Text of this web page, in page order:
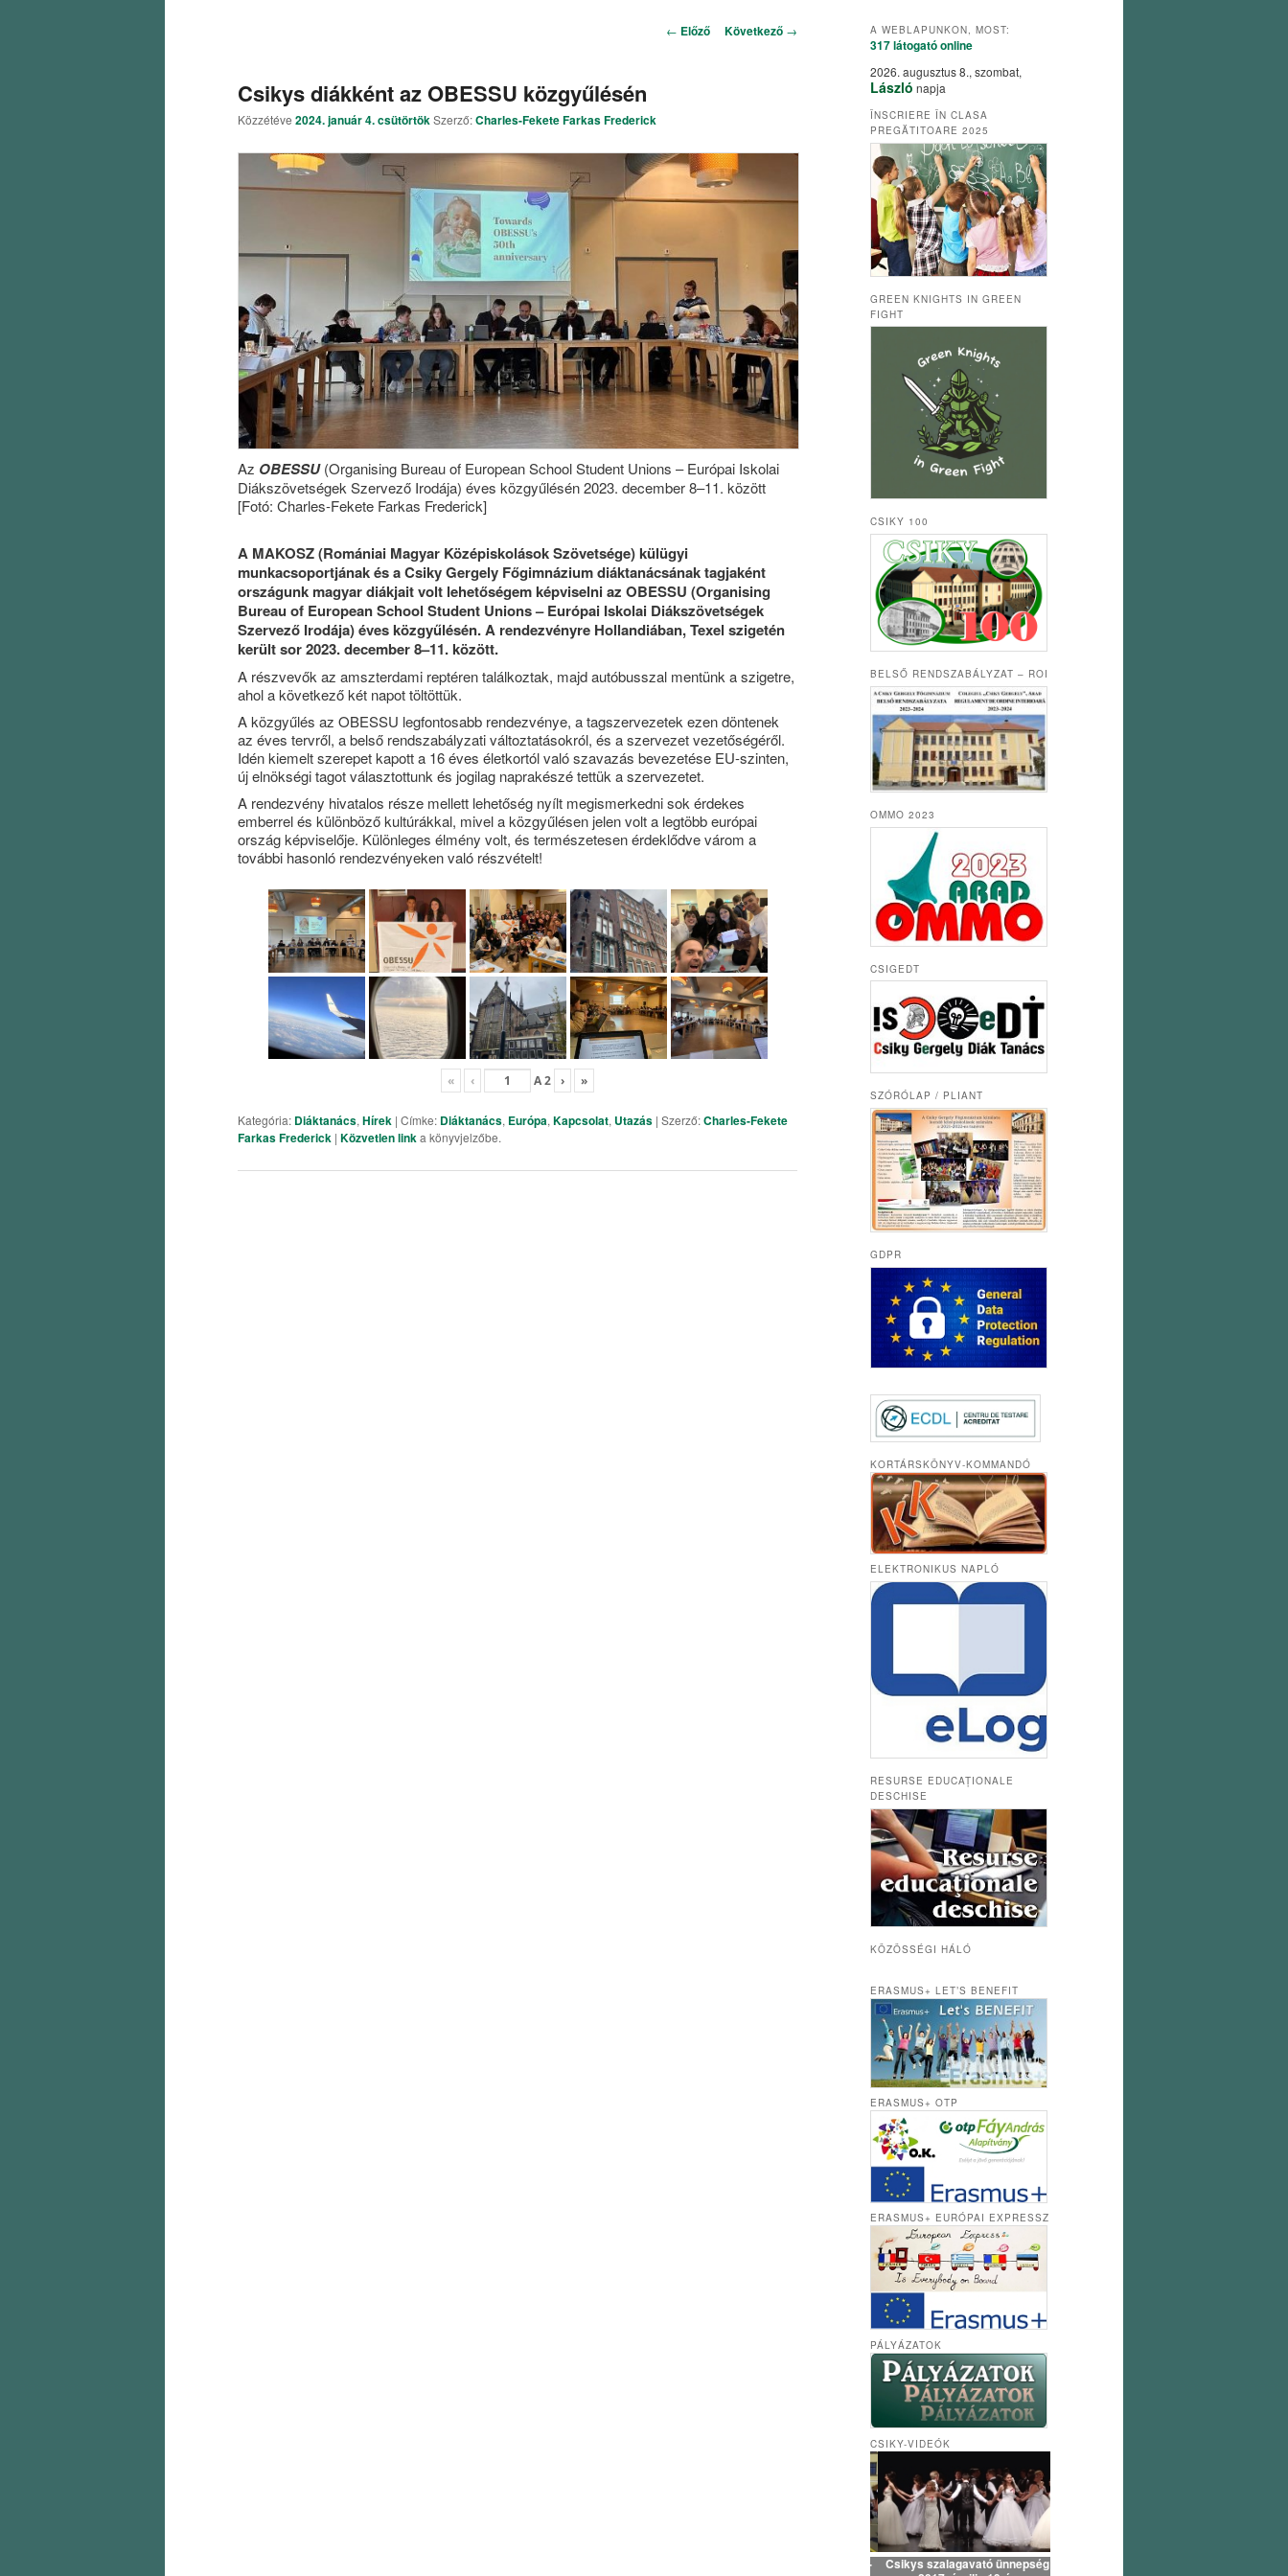
Bejegyzés navigáció
← Előző Következő →
Csikys diákként az OBESSU közgyűlésén
Közzétéve 2024. január 4. csütörtökSzerző:Charles-Fekete Farkas Frederick
Az OBESSU(Organising Bureau of European School Student Unions – Európai Iskolai
Diákszövetségek Szervező Irodája) éves közgyűlésén 2023. december 8–11. között
[Fotó: Charles-Fekete Farkas Frederick]
A MAKOSZ (Romániai Magyar Középiskolások Szövetsége) külügyi
munkacsoportjának és a Csiky Gergely Főgimnázium diáktanácsának tagjaként
országunk magyar diákjait volt lehetőségem képviselni az OBESSU (Organising
Bureau of European School Student Unions – Európai Iskolai Diákszövetségek
Szervező Irodája) éves közgyűlésén. A rendezvényre Hollandiában, Texel szigetén
került sor 2023. december 8–11. között.
A részvevők az amszterdami reptéren találkoztak, majd autóbusszal mentünk a szigetre,
ahol a következő két napot töltöttük.
A közgyűlés az OBESSU legfontosabb rendezvénye, a tagszervezetek ezen döntenek
az éves tervről, a belső rendszabályzati változtatásokról, és a szervezet vezetőségéről.
Idén kiemelt szerepet kapott a 16 éves életkortól való szavazás bevezetése EU-szinten,
új elnökségi tagot választottunk és jogilag naprakészé tettük a szervezetet.
A rendezvény hivatalos része mellett lehetőség nyílt megismerkedni sok érdekes
emberrel és különböző kultúrákkal, mivel a közgyűlésen jelen volt a legtöbb európai
ország képviselője. Különleges élmény volt, és természetesen érdeklődve várom a
további hasonló rendezvényeken való részvételt!
« ‹ A2 › »
Kategória: Diáktanács, Hírek | Címke: Diáktanács, Európa, Kapcsolat, Utazás | Szerző:Charles-Fekete
Farkas Frederick | Közvetlen linka könyvjelzőbe.
A WEBLAPUNKON, MOST:
317 látogatóonline
2026. augusztus 8., szombat,
László napja
ÎNSCRIERE ÎN CLASA
PREGĂTITOARE 2025
GREEN KNIGHTS IN GREEN
FIGHT
CSIKY 100
BELSŐ RENDSZABÁLYZAT – ROI
OMMO 2023
CSIGEDT
SZÓRÓLAP / PLIANT
GDPR
KORTÁRSKÖNYV-KOMMANDÓ
ELEKTRONIKUS NAPLÓ
RESURSE EDUCAȚIONALE
DESCHISE
KÖZÖSSÉGI HÁLÓ
ERASMUS+ LET’S BENEFIT
ERASMUS+ OTP
ERASMUS+ EURÓPAI EXPRESSZ
PÁLYÁZATOK
CSIKY-VIDEÓK
Csikys szalagavató ünnepség